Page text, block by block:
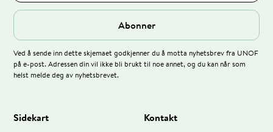
Ved å sende inn dette skjemaet godkjenner du å motta nyhetsbrev fra UNOF
på e-post. Adressen din vil ikke bli brukt til noe annet, og du kan når som
helst melde deg av nyhetsbrevet.
Sidekart Kontakt